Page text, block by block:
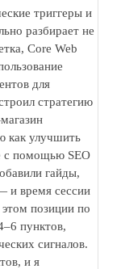
триггеры и
разбирает не
Core Web
для
стратегию
как улучшить
с помощью SEO
гайды,
и время сессии
позиции по
пунктов,
сигналов.
и я